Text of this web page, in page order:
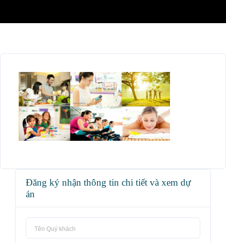
Đăng ký nhận thông tin chi tiết và xem dự
án